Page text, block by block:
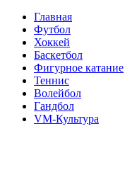
Главная
Футбол
Хоккей
Баскетбол
Фигурное катание
Теннис
Волейбол
Гандбол
VM-Культура